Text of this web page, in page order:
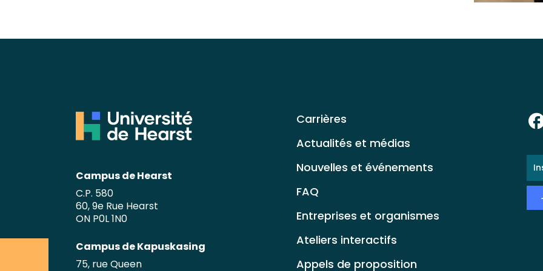
Campus de Hearst
C.P. 580
60, 9e Rue Hearst
ON P0L 1N0
Campus de Kapuskasing
75, rue Queen
Carrières
Actualités et médias
Nouvelles et événements
FAQ
Entreprises et organismes
Ateliers interactifs
Appels de proposition
E-
*